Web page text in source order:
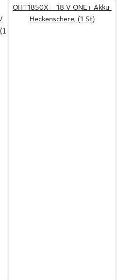
OHT1850X – 18 V ONE+ Akku-
Heckenschere, (1 St)